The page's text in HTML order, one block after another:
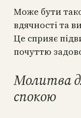
Може бути
вдячності та
Це сприяє
почуттю
Молитва
спокою